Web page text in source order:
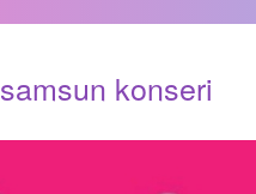
konseri